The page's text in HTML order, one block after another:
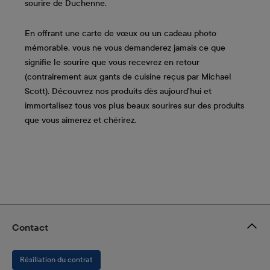
sourire de Duchenne.
En offrant une carte de vœux ou un cadeau photo
mémorable, vous ne vous demanderez jamais ce que
signifie le sourire que vous recevrez en retour
(contrairement aux gants de cuisine reçus par Michael
Scott). Découvrez nos produits dès aujourd'hui et
immortalisez tous vos plus beaux sourires sur des produits
que vous aimerez et chérirez.
Contact
Résiliation du contrat